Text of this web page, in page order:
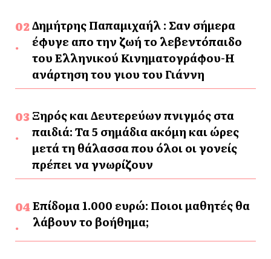
Δημήτρης Παπαμιχαήλ : Σαν σήμερα
έφυγε απο την ζωή το λεβεντόπαιδο
του Ελληνικού Κινηματογράφου-Η
ανάρτηση του γιου του Γιάννη
Ξηρός και Δευτερεύων πνιγμός στα
παιδιά: Τα 5 σημάδια ακόμη και ώρες
μετά τη θάλασσα που όλοι οι γονείς
πρέπει να γνωρίζουν
Επίδομα 1.000 ευρώ: Ποιοι μαθητές θα
λάβουν το βοήθημα;